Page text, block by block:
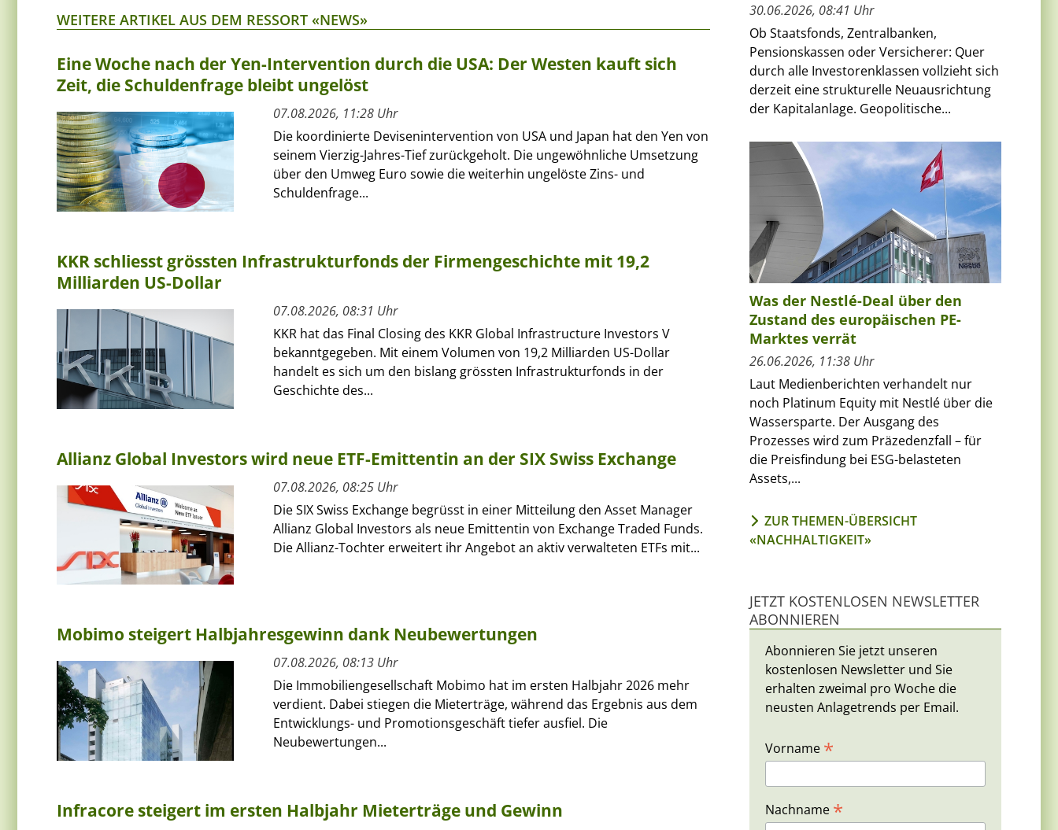
WEITERE ARTIKEL AUS DEM RESSORT «NEWS»
Eine Woche nach der Yen-Intervention durch die USA: Der Westen kauft sich
Zeit, die Schuldenfrage bleibt ungelöst
07.08.2026, 11:28 Uhr
Die koordinierte Devisenintervention von USA und Japan hat den Yen von
seinem Vierzig-Jahres-Tief zurückgeholt. Die ungewöhnliche Umsetzung
über den Umweg Euro sowie die weiterhin ungelöste Zins- und
Schuldenfrage...
KKR schliesst grössten Infrastrukturfonds der Firmengeschichte mit 19,2
Milliarden US-Dollar
07.08.2026, 08:31 Uhr
KKR hat das Final Closing des KKR Global Infrastructure Investors V
bekanntgegeben. Mit einem Volumen von 19,2 Milliarden US-Dollar
handelt es sich um den bislang grössten Infrastrukturfonds in der
Geschichte des...
Allianz Global Investors wird neue ETF-Emittentin an der SIX Swiss Exchange
07.08.2026, 08:25 Uhr
Die SIX Swiss Exchange begrüsst in einer Mitteilung den Asset Manager
Allianz Global Investors als neue Emittentin von Exchange Traded Funds.
Die Allianz-Tochter erweitert ihr Angebot an aktiv verwalteten ETFs mit...
Mobimo steigert Halbjahresgewinn dank Neubewertungen
07.08.2026, 08:13 Uhr
Die Immobiliengesellschaft Mobimo hat im ersten Halbjahr 2026 mehr
verdient. Dabei stiegen die Mieterträge, während das Ergebnis aus dem
Entwicklungs- und Promotionsgeschäft tiefer ausfiel. Die
Neubewertungen...
Infracore steigert im ersten Halbjahr Mieterträge und Gewinn
30.06.2026, 08:41 Uhr
Ob Staatsfonds, Zentralbanken,
Pensionskassen oder Versicherer: Quer
durch alle Investorenklassen vollzieht sich
derzeit eine strukturelle Neuausrichtung
der Kapitalanlage. Geopolitische...
Was der Nestlé-Deal über den
Zustand des europäischen PE-
Marktes verrät
26.06.2026, 11:38 Uhr
Laut Medienberichten verhandelt nur
noch Platinum Equity mit Nestlé über die
Wassersparte. Der Ausgang des
Prozesses wird zum Präzedenzfall – für
die Preisfindung bei ESG-belasteten
Assets,...
ZUR THEMEN-ÜBERSICHT
«NACHHALTIGKEIT»
JETZT KOSTENLOSEN NEWSLETTER
ABONNIEREN
Abonnieren Sie jetzt unseren
kostenlosen Newsletter und Sie
erhalten zweimal pro Woche die
neusten Anlagetrends per Email.
Vorname *
Nachname *